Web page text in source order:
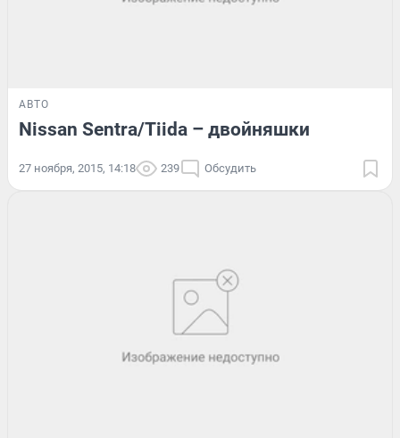
АВТО
Nissan Sentra/Tiida – двойняшки
27 ноября, 2015, 14:18 239 Обсудить